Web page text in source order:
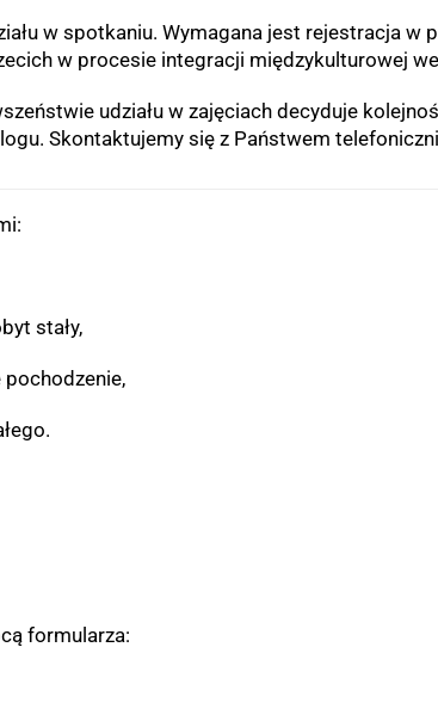
w spotkaniu. Wymagana jest rejestracja w
w procesie integracji międzykulturowej we
udziału w zajęciach decyduje
Skontaktujemy się z Państwem
stały,
formularza: